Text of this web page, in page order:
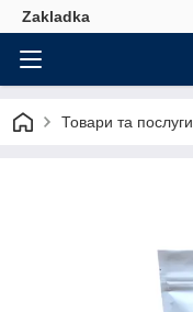
Zakladka
Товари та послуги